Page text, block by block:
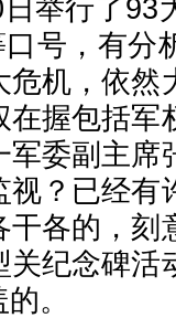
举行了93
口号，有分
机，依然
握包括军
委副主席
？已经有
各的，刻
纪念碑活
。